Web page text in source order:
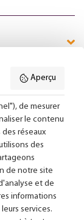
Aperçu
de mesurer
le contenu
réseaux
des
de notre site
et de
informations
services.